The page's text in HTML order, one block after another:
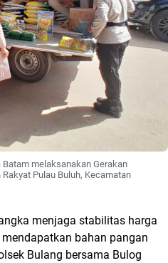
melaksanakan Gerakan
Pulau Buluh, Kecamatan
menjaga stabilitas harga
bahan pangan
Bulang bersama Bulog